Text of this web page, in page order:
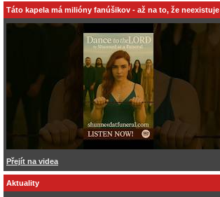
Táto kapela má milióny fanúšikov - až na to, že neexistuje
Přejít na videa
Aktuality